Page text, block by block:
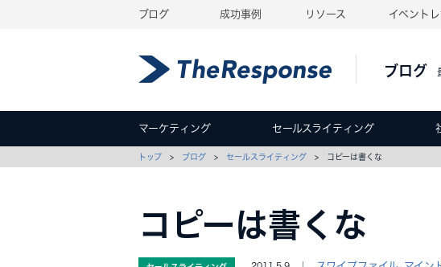
ブログ 成功事例 リソース イベント
ブログ
マーケティング セールスライティング
トップ > ブログ > セールスライティング > コピーは書くな
コピーは書くな